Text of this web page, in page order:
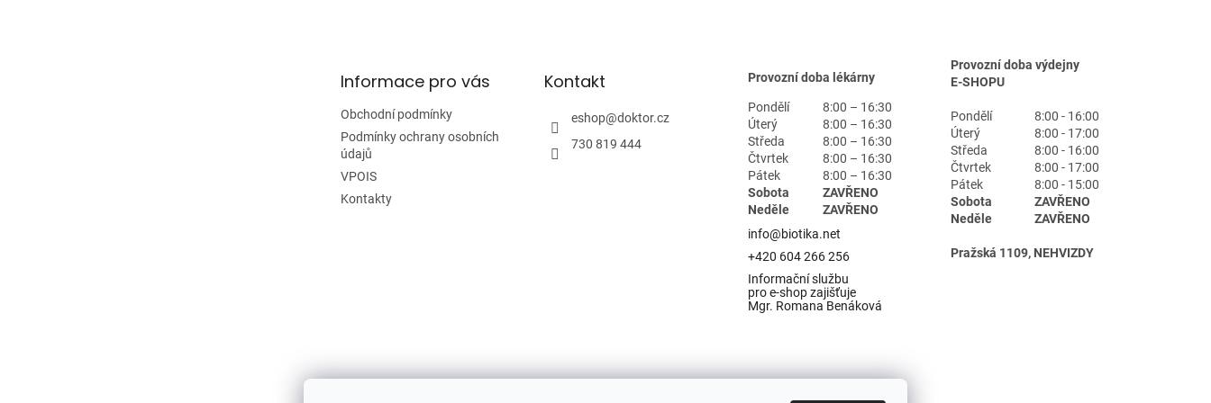
Informace pro vás
Obchodní podmínky
Podmínky ochrany osobních
údajů
VPOIS
Kontakty
Kontakt
eshop@doktor.cz
730 819 444
Provozní doba lékárny
Pondělí
8:00 – 16:30
Úterý
8:00 – 16:30
Středa
8:00 – 16:30
Čtvrtek
8:00 – 16:30
Pátek
8:00 – 16:30
Sobota
ZAVŘENO
Neděle
ZAVŘENO
info@biotika.net
+420 604 266 256
Informační službu
pro e-shop zajišťuje
Mgr. Romana Benáková
Provozní doba výdejny
E-SHOPU
Pondělí
8:00 - 16:00
Úterý
8:00 - 17:00
Středa
8:00 - 16:00
Čtvrtek
8:00 - 17:00
Pátek
8:00 - 15:00
Sobota
ZAVŘENO
Neděle
ZAVŘENO
Pražská 1109, NEHVIZDY